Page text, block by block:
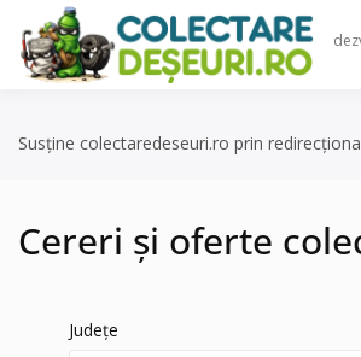
content
Susține colectaredeseuri.ro prin
Cereri și oferte
Județe